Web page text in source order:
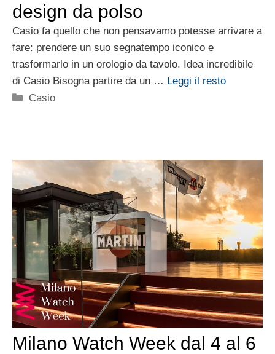
design da polso
Casio fa quello che non pensavamo potesse arrivare a
fare: prendere un suo segnatempo iconico e
trasformarlo in un orologio da tavolo. Idea incredibile
di Casio Bisogna partire da un … Leggi il resto
Categorie
Casio
Milano Watch Week dal 4 al 6